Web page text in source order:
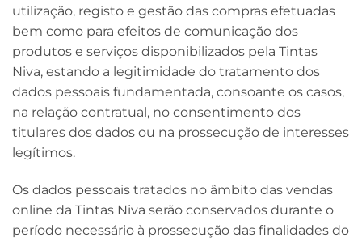
utilização, registo e gestão das compras efetuadas
bem como para efeitos de comunicação dos
produtos e serviços disponibilizados pela Tintas
Niva, estando a legitimidade do tratamento dos
dados pessoais fundamentada, consoante os casos,
na relação contratual, no consentimento dos
titulares dos dados ou na prossecução de interesses
legítimos.
Os dados pessoais tratados no âmbito das vendas
online da Tintas Niva serão conservados durante o
período necessário à prossecução das finalidades do